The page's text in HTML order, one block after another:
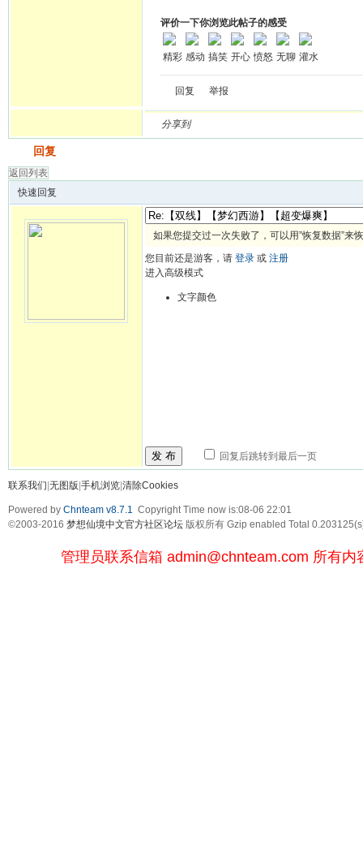
评价一下你浏览此帖子的感受
精彩 感动 搞笑 开心 愤怒 无聊 灌水
回复 举报
分享到
回复
返回列表
快速回复
如果您提交过一次失败了，可以用”恢复数据”来
您目前还是游客，请 登录 或 注册
进入高级模式
文字颜色
发 布 回复后跳转到最后一页
联系我们 无图版 手机浏览 清除Cookies
Powered by Chnteam v8.7.1 Copyright Time now is:08-06 22:01
©2003-2016 梦想仙境中文官方社区论坛 版权所有 Gzip enabled Total
管理员联系信箱 admin@chnteam.com 所有内